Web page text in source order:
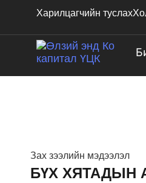
Харилцагчийн туслах
Зах зээлийн мэдээлэл
БҮХ ХЯТАДЫН